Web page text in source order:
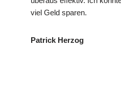
viel Geld sparen.
Patrick Herzog